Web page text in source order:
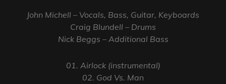
John Michell – Vocals, Bass, Guitar, Keyboards
Craig Blundell – Drums
Nick Beggs – Additional Bass
01. Airlock (instrumental)
02. God Vs. Man